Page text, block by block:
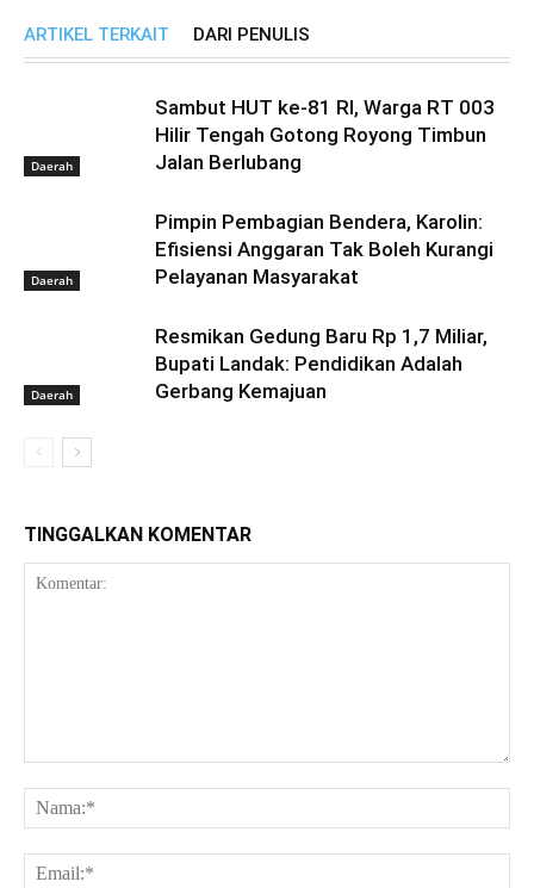
ARTIKEL TERKAIT DARI PENULIS
Daerah
Sambut HUT ke-81 RI, Warga RT 003
Hilir Tengah Gotong Royong Timbun
Jalan Berlubang
Daerah
Pimpin Pembagian Bendera, Karolin:
Efisiensi Anggaran Tak Boleh Kurangi
Pelayanan Masyarakat
Daerah
Resmikan Gedung Baru Rp 1,7 Miliar,
Bupati Landak: Pendidikan Adalah
Gerbang Kemajuan
TINGGALKAN KOMENTAR